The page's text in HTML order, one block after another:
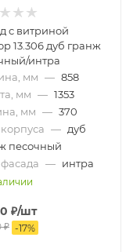
с витриной
13.306 дуб гранж
интра
мм — 858
мм — 1353
мм — 370
— дуб
песочный
— интра
₽/шт
₽ -17%